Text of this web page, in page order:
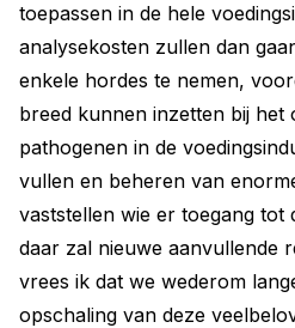
toepassen in de hele
analysekosten zullen dan
enkele hordes te nemen,
breed kunnen inzetten bij het
pathogenen in de
vullen en beheren van
vaststellen wie er toegang tot
daar zal nieuwe aanvullende
vrees ik dat we wederom
opschaling van deze